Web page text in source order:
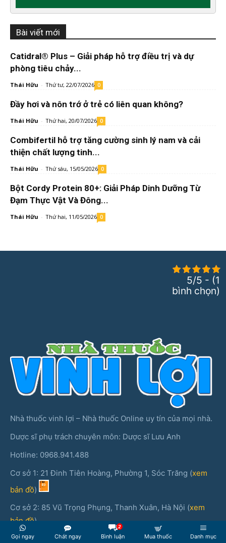
Bài viết mới
Catidral® Plus – Giải pháp hỗ trợ điều trị và dự
phòng tiêu chảy...
Thái Hữu - Thứ tư, 22/07/2026 0
Đầy hơi và nôn trớ ở trẻ có liên quan không?
Thái Hữu - Thứ hai, 20/07/2026 0
Combifertil hỗ trợ tăng cường sinh lý nam và cải
thiện chất lượng tinh...
Thái Hữu - Thứ sáu, 15/05/2026 0
Bột Cordy Protein 80+: Giải Pháp Dinh Dưỡng Từ
Đạm Thực Vật Và Đông...
Thái Hữu - Thứ hai, 11/05/2026 0
5/5 - (1
bình chọn)
Nhà thuốc vinh lợi – Nhà thuốc Online uy tín của mọi nhà.
Dược sĩ phụ trách chuyên môn: Dược sĩ Lưu Anh
Hotline: 0968.941.488
Cơ sở 1: 21 Đinh Tiên Hoàng, Phường 1, Sóc Trăng (xem
bản đồ)
Cơ sở 2: 85 Vũ Trọng Phụng, Thanh Xuân, Hà Nội (xem
bản đồ)
Gọi ngay Chát ngay
2
Bình luận Mua thuốc Danh mục